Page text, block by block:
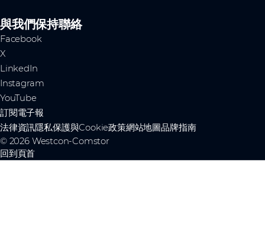
與我們保持聯絡
Facebook
X
LinkedIn
Instagram
YouTube
訂閱電子報
法律資訊隱私保護與Cookie政策網站地圖品牌指南
© 2026 Westcon-Comstor
回到頁首